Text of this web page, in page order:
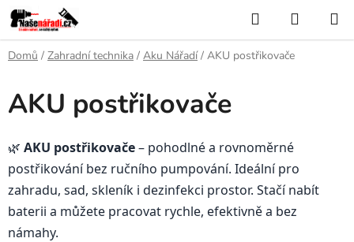
Přejít
na
obsah
Hledat
KOŠÍK
Domů / Zahradní technika / Aku Nářadí / AKU postřikovače
AKU postřikovače
🌿 AKU postřikovače– pohodlné a rovnoměrné
postřikování bez ručního pumpování. Ideální pro
zahradu, sad, skleník i dezinfekci prostor. Stačí nabít
baterii a můžete pracovat rychle, efektivně a bez
námahy.